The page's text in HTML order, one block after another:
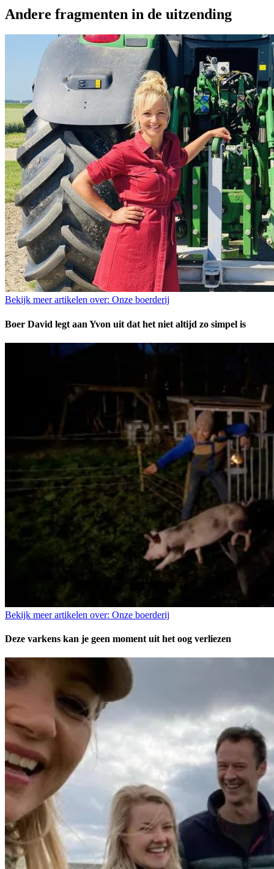
Andere fragmenten in de uitzending
Bekijk meer artikelen over: Onze boerderij
Boer David legt aan Yvon uit dat het niet altijd zo simpel is
Bekijk meer artikelen over: Onze boerderij
Deze varkens kan je geen moment uit het oog verliezen